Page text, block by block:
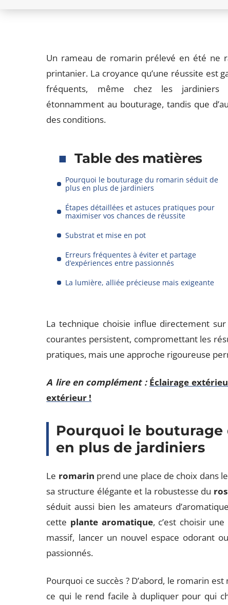
Un rameau de romarin prélevé en été ne
printanier. La croyance qu’une réussite est
fréquents, même chez les jardiniers
étonnamment au bouturage, tandis que
des conditions.
Table des matières
Pourquoi le bouturage du romarin séduit de
plus en plus de jardiniers
Étapes détaillées et astuces pratiques pour
maximiser vos chances de réussite
Substrat et mise en pot
Erreurs fréquentes à éviter et partage
d’expériences entre passionnés
La lumière, alliée précieuse mais exigeante
La technique choisie influe directement
courantes persistent, compromettant les
pratiques, mais une approche rigoureuse
A lire en complément : Éclairage
extérieur !
Pourquoi le
en plus de jardiniers
Le romarin prend une place de choix dans
sa structure élégante et la robustesse du
séduit aussi bien les amateurs
cette plante aromatique, c’est choisir
massif, lancer un nouvel espace odorant
passionnés.
Pourquoi ce succès ? D’abord, le romarin
ce qui le rend facile à dupliquer pour qui